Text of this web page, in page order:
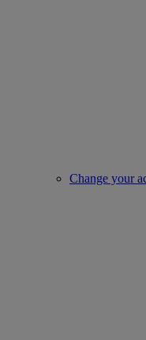
Change your